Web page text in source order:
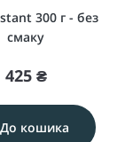
300 г - без
смаку
425 ₴
До кошика